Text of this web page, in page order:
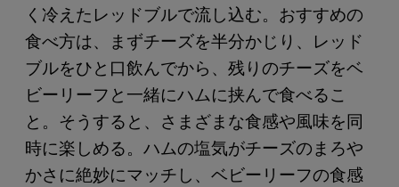
く冷えたレッドブルで流し込む。おすすめの
食べ方は、まずチーズを半分かじり、レッド
ブルをひと口飲んでから、残りのチーズをベ
ビーリーフと一緒にハムに挟んで食べるこ
と。そうすると、さまざまな食感や風味を同
時に楽しめる。ハムの塩気がチーズのまろや
かさに絶妙にマッチし、ベビーリーフの食感